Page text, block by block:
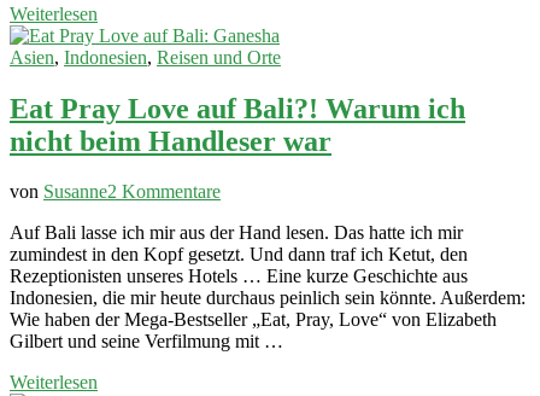
Weiterlesen
Asien, Indonesien, Reisen und Orte
Eat Pray Love auf Bali?! Warum ich
nicht beim Handleser war
von Susanne2 Kommentarezu
Pray
Love
auf
Bali?!
Warum
ich
Auf Bali lasse ich mir aus der Hand lesen. Das hatte ich mir
zumindest in den Kopf gesetzt. Und dann traf ich Ketut, den
Rezeptionisten unseres Hotels … Eine kurze Geschichte aus
Indonesien, die mir heute durchaus peinlich sein könnte. Außerdem:
Wie haben der Mega-Bestseller „Eat, Pray, Love“ von Elizabeth
Gilbert und seine Verfilmung mit …
Weiterlesen